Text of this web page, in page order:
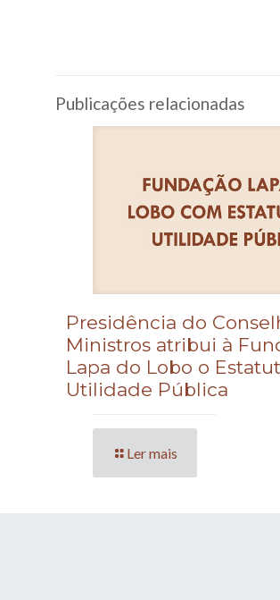
Publicações relacionadas
Presidência do
Ministros atribui à
Lapa do Lobo o
Utilidade Pública
Ler mais